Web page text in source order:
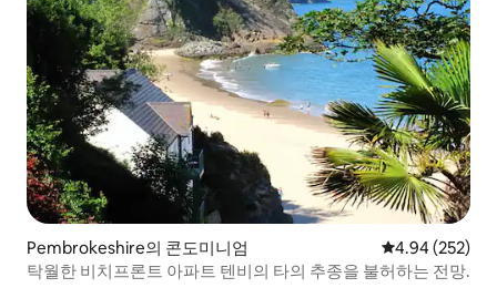
Pembrokeshire의 콘도미니엄 평점 4.94점(5
4.94 (252)
탁월한 비치프론트 아파트 텐비의 타의 추종을 불허하는 전망.